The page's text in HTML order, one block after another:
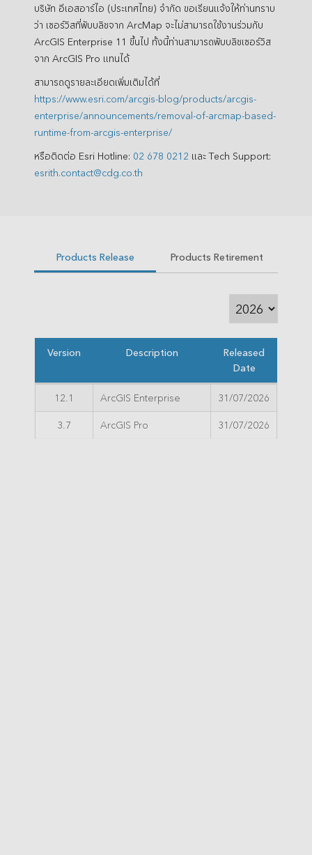
บริษัท อีเอสอาร์ไอ (ประเทศไทย) จำกัด ขอเรียนแจ้งให้ท่านทราบ
ว่า เซอร์วิสที่พับบลิชจาก ArcMap จะไม่สามารถใช้งานร่วมกับ
ArcGIS Enterprise 11 ขึ้นไป ทั้งนี้ท่านสามารถพับบลิชเซอร์วิส
จาก ArcGIS Pro แทนได้
สามารถดูรายละเอียดเพิ่มเติมได้ที่
https://www.esri.com/arcgis-blog/products/arcgis-
enterprise/announcements/removal-of-arcmap-based-
runtime-from-arcgis-enterprise/
หรือติดต่อ Esri Hotline: 02 678 0212 และ Tech Support:
esrith.contact@cdg.co.th
Products Release Products Retirement
Version Description
Released
Date
12.1 ArcGIS Enterprise
31/07/2026
3.7
ArcGIS Pro 31/07/2026